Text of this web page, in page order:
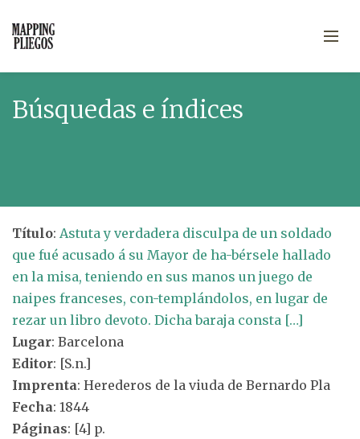
Búsquedas e índices
Título: Astuta y verdadera disculpa de un soldado
que fué acusado á su Mayor de ha-bérsele hallado
en la misa, teniendo en sus manos un juego de
naipes franceses, con-templándolos, en lugar de
rezar un libro devoto. Dicha baraja consta […]
Lugar: Barcelona
Editor: [S.n.]
Imprenta: Herederos de la viuda de Bernardo Pla
Fecha: 1844
Páginas: [4] p.